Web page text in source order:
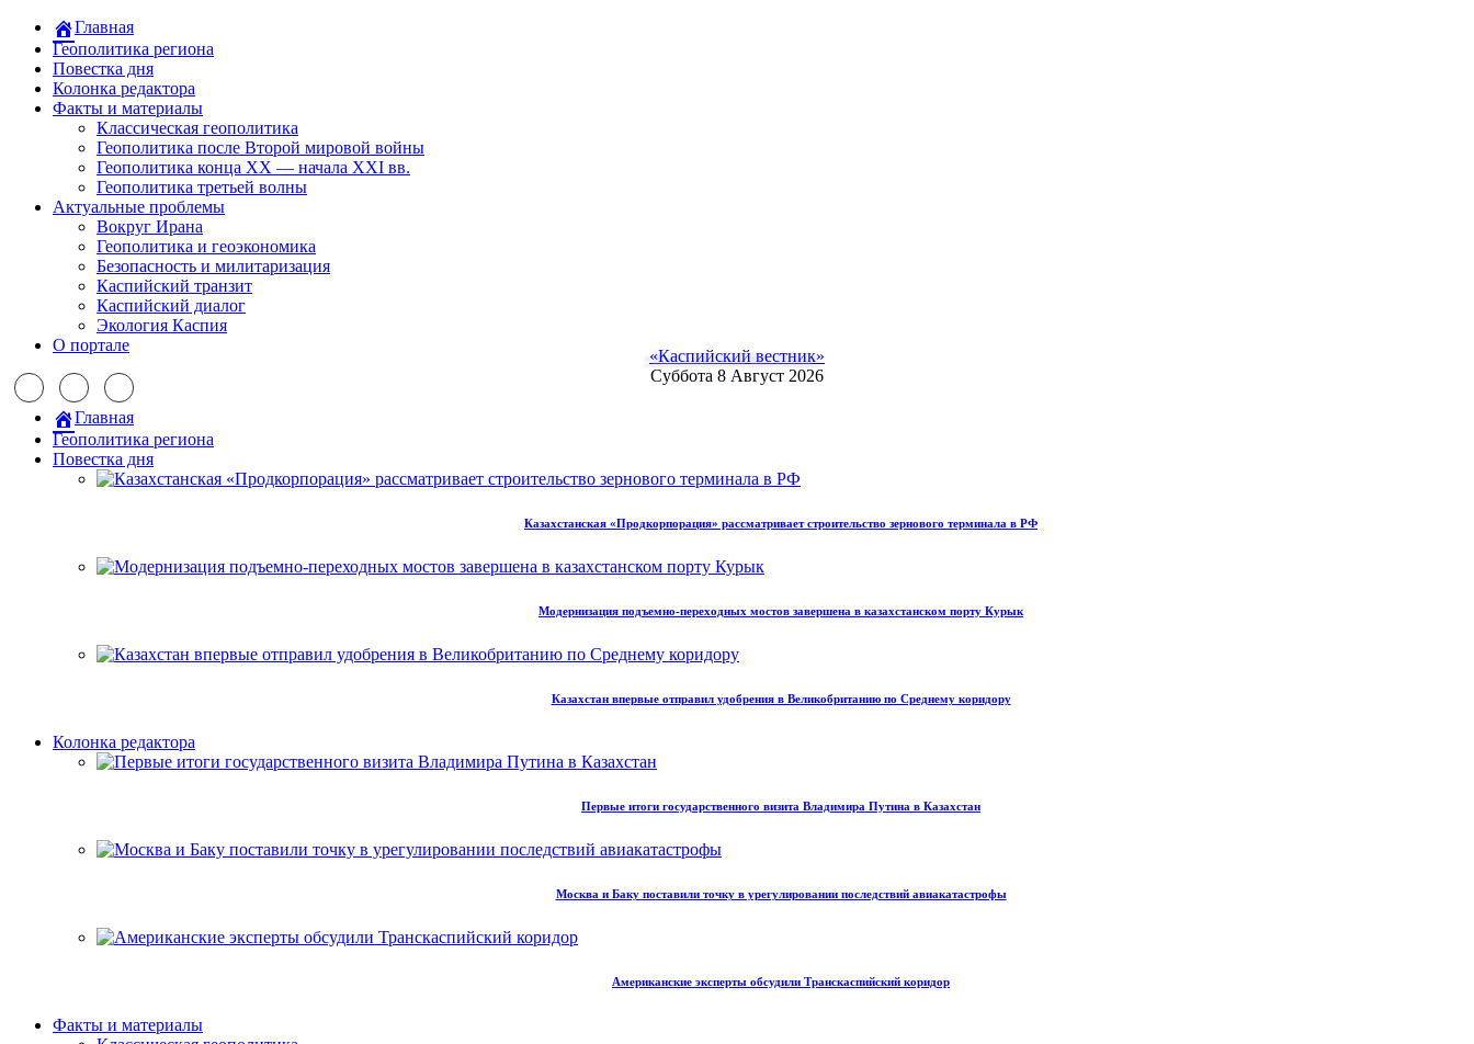
Главная
Геополитика региона
Повестка дня
Колонка редактора
Факты и материалы
Классическая геополитика
Геополитика после Второй мировой войны
Геополитика конца XX — начала XXI вв.
Геополитика третьей волны
Актуальные проблемы
Вокруг Ирана
Геополитика и геоэкономика
Безопасность и милитаризация
Каспийский транзит
Каспийский диалог
Экология Каспия
О портале
«Каспийский вестник»
Суббота 8 Август 2026
Главная
Геополитика региона
Повестка дня
Казахстанская «Продкорпорация» рассматривает строительство зернового терминала в РФ
Модернизация подъемно-переходных мостов завершена в казахстанском порту Курык
Казахстан впервые отправил удобрения в Великобританию по Среднему коридору
Колонка редактора
Первые итоги государственного визита Владимира Путина в Казахстан
Москва и Баку поставили точку в урегулировании последствий авиакатастрофы
Американские эксперты обсудили Транскаспийский коридор
Факты и материалы